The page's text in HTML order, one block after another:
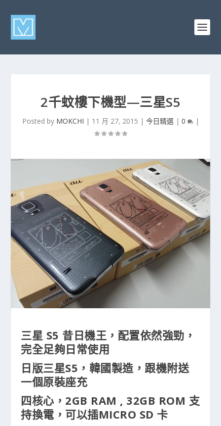
2千蚊樓下機型—三星S5
Posted by MOKCHI | 11 月 27, 2015 | 今日精選| 0 |
三星 S5 昔日機王，配置依然強勁，
完全足夠日常使用
日版三星S5，韓國製造，跟機附送
一個原裝座充
四核心，2GB RAM , 32GB ROM 支
持換電，可以插MICRO SD 卡